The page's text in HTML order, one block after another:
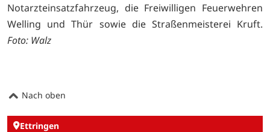
Notarzteinsatzfahrzeug, die Freiwilligen Feuerwehren
Welling und Thür sowie die Straßenmeisterei Kruft.
Foto: Walz
Nach oben
Ettringen